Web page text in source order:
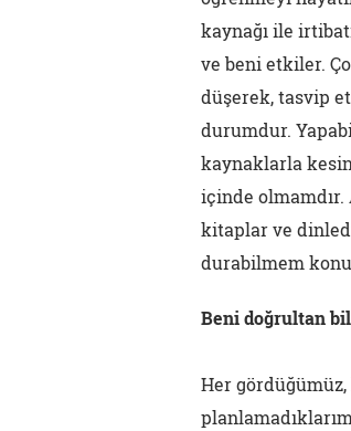
kaynağı ile
ve beni etkiler.
düşerek, tasvip
durumdur.
kaynaklarla
içinde olmamdır.
kitaplar ve
durabilmem
Beni doğrultan
Her